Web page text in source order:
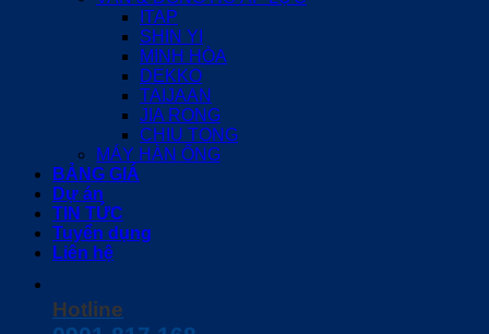
ITAP
SHIN YI
MINH HÒA
DEKKO
TAIJAAN
JIA RONG
CHIU TONG
MÁY HÀN ỐNG
BẢNG GIÁ
Dự án
TIN TỨC
Tuyển dụng
Liên hệ
Hotline